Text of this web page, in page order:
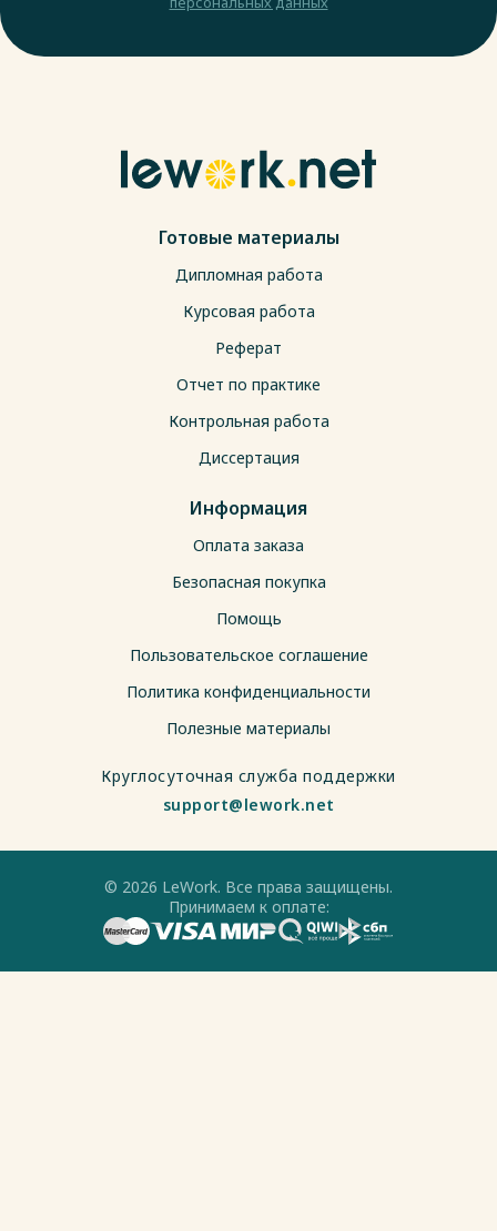
Готовые материалы
Дипломная работа
Курсовая работа
Реферат
Отчет по практике
Контрольная работа
Диссертация
Информация
Оплата заказа
Безопасная покупка
Помощь
Пользовательское соглашение
Политика конфиденциальности
Полезные материалы
Круглосуточная служба поддержки
support@lework.net
© 2026 LeWork. Все права защищены.
Принимаем к оплате: